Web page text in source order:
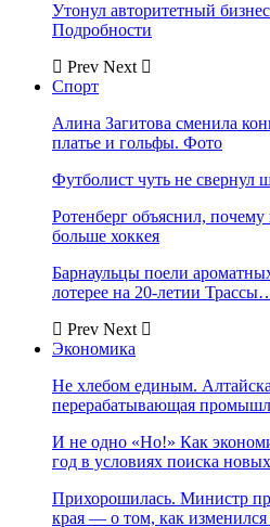
Утонул авторитетный
Подробности
Prev Next
Спорт
Алина Загитова сменила
платье и гольфы. Фото
Футболист чуть не свернул
Ротенберг объяснил,
больше хоккея
Барнаульцы поели
лотерее на 20-летии
Prev Next
Экономика
Не хлебом единым.
перерабатывающая
И не одно «Но!» Как
год в условиях поиска
Прихорошилась. Министр
края — о том, как